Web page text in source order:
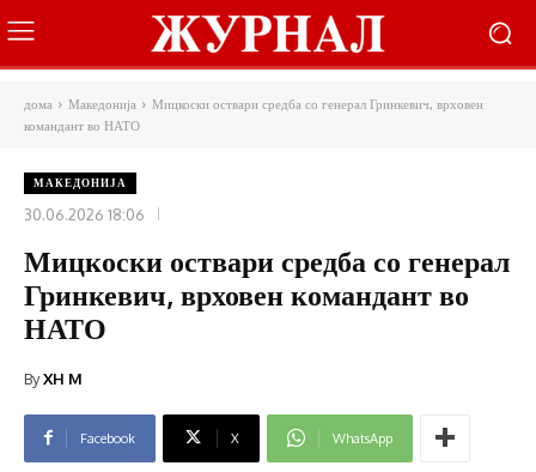
дома Македонија
Мицкоски оствари средба со генерал Гринкевич, врховен
командант во НАТО
МАКЕДОНИЈА
30.06.2026 18:06
Мицкоски оствари средба со генерал
Гринкевич, врховен командант во
НАТО
ByXH M
Facebook X WhatsApp